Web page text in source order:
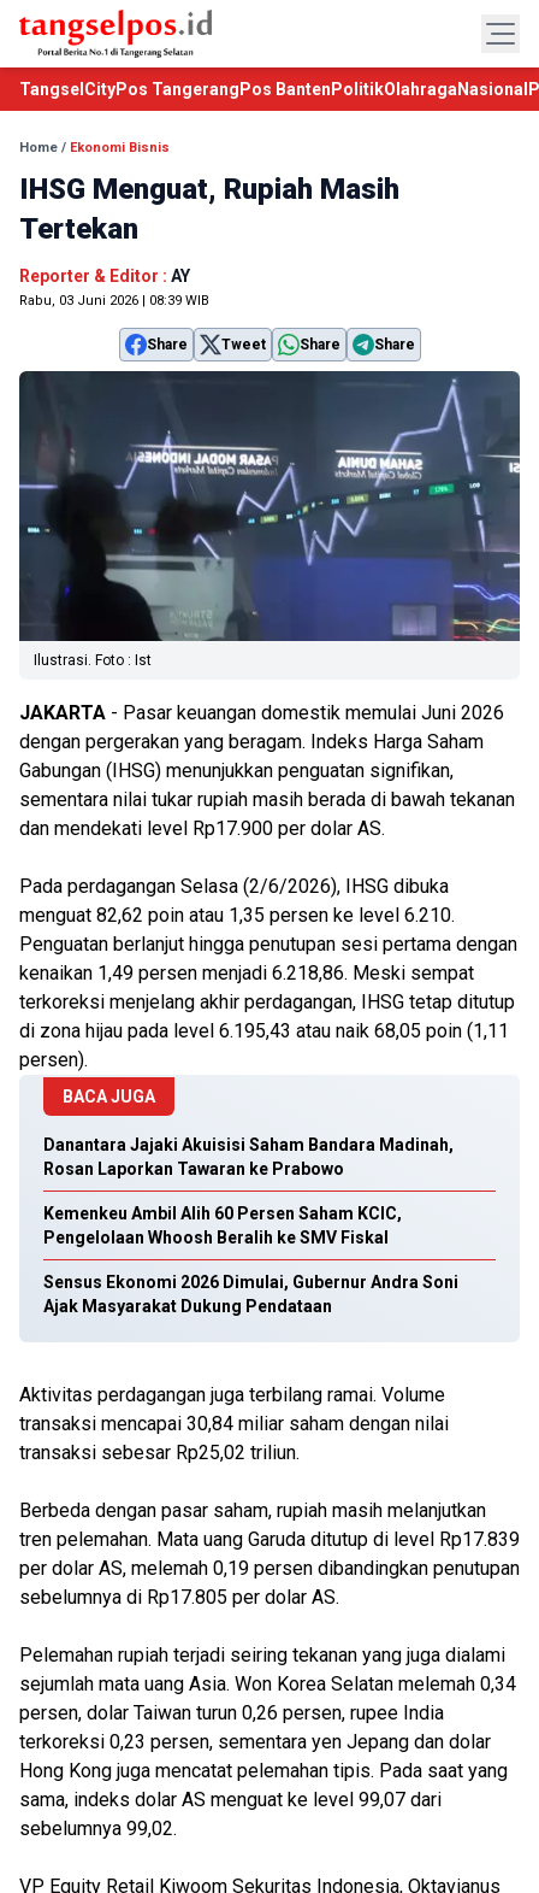
TangselCityPos Tangerang Pos Banten PolitikOlahraga Nasional
Home / Ekonomi Bisnis
IHSG Menguat, Rupiah Masih
Tertekan
Reporter & Editor : AY
Rabu, 03 Juni 2026 | 08:39 WIB
Share Tweet Share Share
Ilustrasi. Foto : Ist
JAKARTA - Pasar keuangan domestik memulai Juni 2026
dengan pergerakan yang beragam. Indeks Harga Saham
Gabungan (IHSG) menunjukkan penguatan signifikan,
sementara nilai tukar rupiah masih berada di bawah tekanan
dan mendekati level Rp17.900 per dolar AS.
Pada perdagangan Selasa (2/6/2026), IHSG dibuka
menguat 82,62 poin atau 1,35 persen ke level 6.210.
Penguatan berlanjut hingga penutupan sesi pertama dengan
kenaikan 1,49 persen menjadi 6.218,86. Meski sempat
terkoreksi menjelang akhir perdagangan, IHSG tetap ditutup
di zona hijau pada level 6.195,43 atau naik 68,05 poin (1,11
persen).
BACA JUGA
Danantara Jajaki Akuisisi Saham Bandara Madinah,
Rosan Laporkan Tawaran ke Prabowo
Kemenkeu Ambil Alih 60 Persen Saham KCIC,
Pengelolaan Whoosh Beralih ke SMV Fiskal
Sensus Ekonomi 2026 Dimulai, Gubernur Andra Soni
Ajak Masyarakat Dukung Pendataan
Aktivitas perdagangan juga terbilang ramai. Volume
transaksi mencapai 30,84 miliar saham dengan nilai
transaksi sebesar Rp25,02 triliun.
Berbeda dengan pasar saham, rupiah masih melanjutkan
tren pelemahan. Mata uang Garuda ditutup di level Rp17.839
per dolar AS, melemah 0,19 persen dibandingkan penutupan
sebelumnya di Rp17.805 per dolar AS.
Pelemahan rupiah terjadi seiring tekanan yang juga dialami
sejumlah mata uang Asia. Won Korea Selatan melemah 0,34
persen, dolar Taiwan turun 0,26 persen, rupee India
terkoreksi 0,23 persen, sementara yen Jepang dan dolar
Hong Kong juga mencatat pelemahan tipis. Pada saat yang
sama, indeks dolar AS menguat ke level 99,07 dari
sebelumnya 99,02.
VP Equity Retail Kiwoom Sekuritas Indonesia, Oktavianus